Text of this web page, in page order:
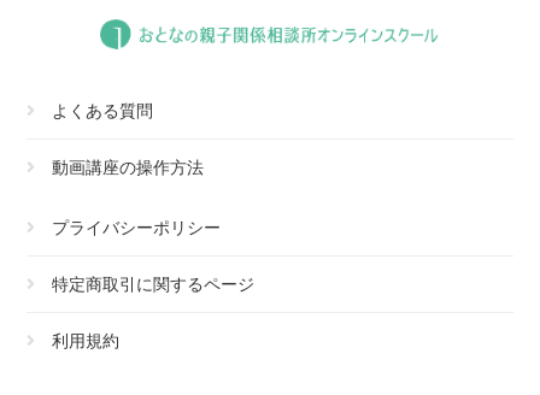
よくある質問
動画講座の操作方法
プライバシーポリシー
特定商取引に関するページ
利用規約